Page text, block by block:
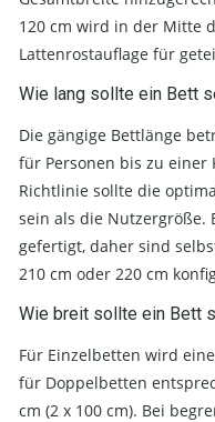
120 cm wird in der Mitte
Lattenrostauflage für
Wie lang sollte ein Bett
Die gängige Bettlänge
für Personen bis zu einer
Richtlinie sollte die
sein als die Nutzergröße.
gefertigt, daher sind
210 cm oder 220 cm
Wie breit sollte ein Bett
Für Einzelbetten wird
für Doppelbetten
cm (2 x 100 cm). Bei